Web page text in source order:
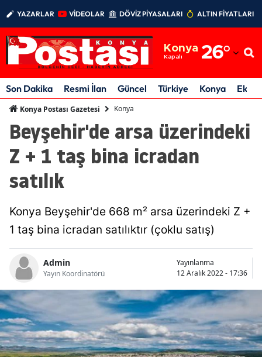
YAZARLAR VİDEOLAR DÖVİZ PİYASALARI ALTIN FİYATLARI
Konya
Kapalı 26°
Adıyaman
Afyonkarahisar
Amasya
Ankara
Aydın
Balıkesir
Bilecik
Bingöl
Bitlis
Bolu
Son Dakika Resmi İlan Güncel Türkiye Konya
Konya Postası Gazetesi Konya
Beyşehir'de arsa üzerindeki
Z + 1 taş bina icradan
satılık
Konya Beyşehir'de 668 m² arsa üzerindeki Z +
1 taş bina icradan satılıktır (çoklu satış)
Admin
Yayın Koordinatörü
Yayınlanma
12 Aralık 2022 - 17:36